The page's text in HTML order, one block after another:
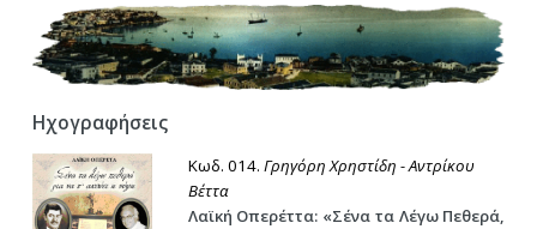
Ηχογραφήσεις
Κωδ. 014. Γρηγόρη Χρηστίδη - Αντρίκου
Βέττα
Λαϊκή Οπερέττα: «Σένα τα Λέγω Πεθερά,